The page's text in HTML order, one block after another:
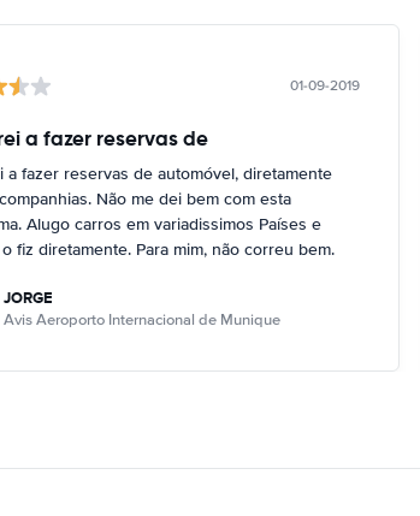
01-09-2019
a fazer reservas de
a fazer reservas de automóvel, diretamente
Não me dei bem com esta
Alugo carros em variadissimos Países e
fiz diretamente. Para mim, não correu bem.
JORGE
Avis Aeroporto Internacional de Munique